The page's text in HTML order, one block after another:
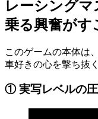
レーシングマ
乗る興奮がす
このゲームの本体は、
車好きの心を撃ち抜
① 実写レベルの